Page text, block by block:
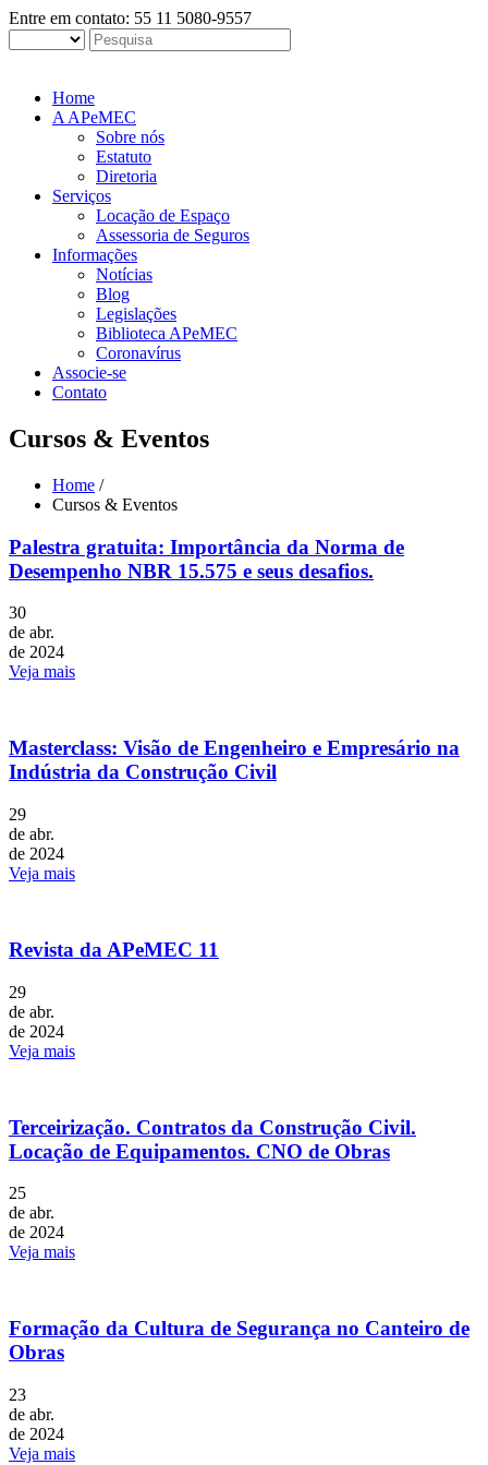
Entre em contato: 55 11 5080-9557
Home
A APeMEC
Sobre nós
Estatuto
Diretoria
Serviços
Locação de Espaço
Assessoria de Seguros
Informações
Notícias
Blog
Legislações
Biblioteca APeMEC
Coronavírus
Associe-se
Contato
Cursos & Eventos
Home /
Cursos & Eventos
Palestra gratuita: Importância da Norma de
Desempenho NBR 15.575 e seus desafios.
30
de abr.
de 2024
Veja mais
Masterclass: Visão de Engenheiro e Empresário na
Indústria da Construção Civil
29
de abr.
de 2024
Veja mais
Revista da APeMEC 11
29
de abr.
de 2024
Veja mais
Terceirização. Contratos da Construção Civil.
Locação de Equipamentos. CNO de Obras
25
de abr.
de 2024
Veja mais
Formação da Cultura de Segurança no Canteiro de
Obras
23
de abr.
de 2024
Veja mais